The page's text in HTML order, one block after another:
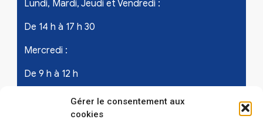
Gérer le consentement aux
cookies
Lundi, Mardi, Jeudi et Vendredi :
De 14 h à 17 h 30
Mercredi :
De 9 h à 12 h
Samedi - les 1er et 3ème de chaque mois :